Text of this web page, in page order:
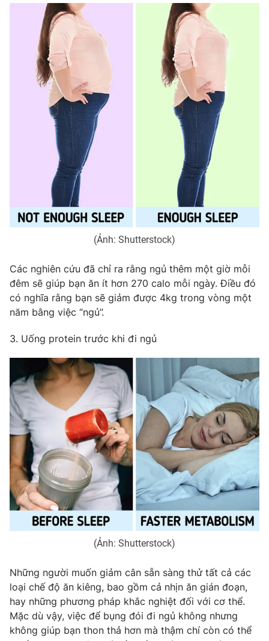
Shorts video
VTV Money VTV Thể thao
VTV Sức khoẻ Bất động sản
Thị trường 24h Tấm lòng Việt
Vươn mình bằng AI
English
THỜI BÁO VTV
Theo dõi báo trên
Cơ quan chủ quản:Đài Truyền hình Việt Nam
Cơ quan báo chí:
Thời báo VTV
Giấy phép hoạt động báo in và báo điện tử số 483/GP-BTTTT
cấp ngày 29/12/2023
Tổng Biên tập:Vũ Thanh Thủy
Phó Tổng Biên tập:Nguyễn Thị Mỹ Hạnh, Phạm Quốc Thắng,
Nguyễn Trọng Ninh
Tổng đài VTV:024.38 355 931 - 024.38 355 932
Ðiện thoại Thời báo VTV:024.66 897 897
toasoan@vtv.vn
024-7300.7108
(Ảnh: Shutterstock)
Các nghiên cứu đã chỉ ra rằng ngủ thêm một giờ mỗi
đêm sẽ giúp bạn ăn ít hơn 270 calo mỗi ngày. Điều đó
có nghĩa rằng bạn sẽ giảm được 4kg trong vòng một
năm bằng việc “ngủ”.
3. Uống protein trước khi đi ngủ
(Ảnh: Shutterstock)
Những người muốn giảm cân sẵn sàng thử tất cả các
loại chế độ ăn kiêng, bao gồm cả nhịn ăn gián đoạn,
hay những phương pháp khắc nghiệt đối với cơ thể.
Mặc dù vậy, việc để bụng đói đi ngủ không nhưng
không giúp bạn thon thả hơn mà thậm chí còn có thể